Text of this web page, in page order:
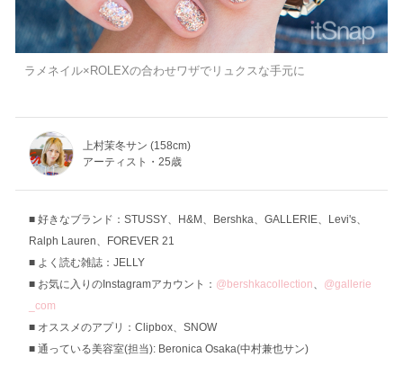
ラメネイル×ROLEXの合わせワザでリュクスな手元に
上村茉冬サン (158cm)
アーティスト・25歳
好きなブランド：STUSSY、H&M、Bershka、GALLERIE、Levi's、
Ralph Lauren、FOREVER 21
よく読む雑誌：JELLY
お気に入りのInstagramアカウント： @bershkacollection、 @gallerie
_com
オススメのアプリ：Clipbox、SNOW
通っている美容室(担当): Beronica Osaka(中村兼也サン)